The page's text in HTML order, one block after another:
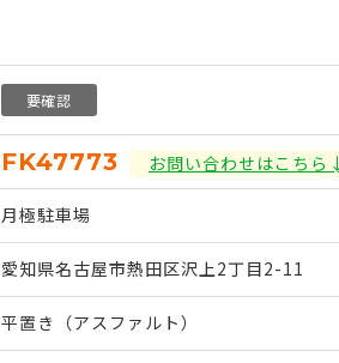
要確認
FK47773 お問い合わせはこちら
月極駐車場
愛知県名古屋市熱田区沢上2丁目2-11
平置き（アスファルト）